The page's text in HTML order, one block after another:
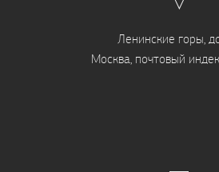
Ленинские горы,
Москва, почтовый